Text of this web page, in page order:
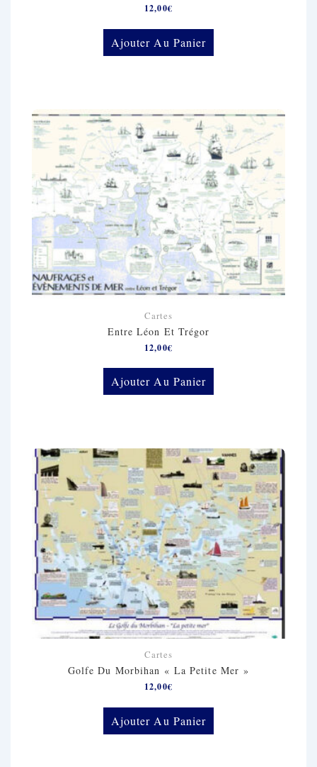
12,00€
Ajouter Au Panier
Cartes
Entre Léon Et Trégor
12,00€
Ajouter Au Panier
Cartes
Golfe Du Morbihan « La Petite Mer »
12,00€
Ajouter Au Panier